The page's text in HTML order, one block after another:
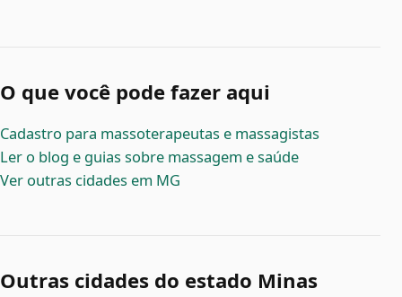
O que você pode fazer aqui
Cadastro para massoterapeutas e massagistas
Ler o blog e guias sobre massagem e saúde
Ver outras cidades em MG
Outras cidades do estado Minas